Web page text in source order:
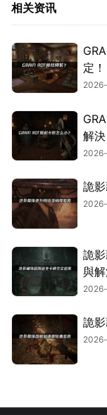
相关资讯
定！
解決
詭
詭
與解
詭